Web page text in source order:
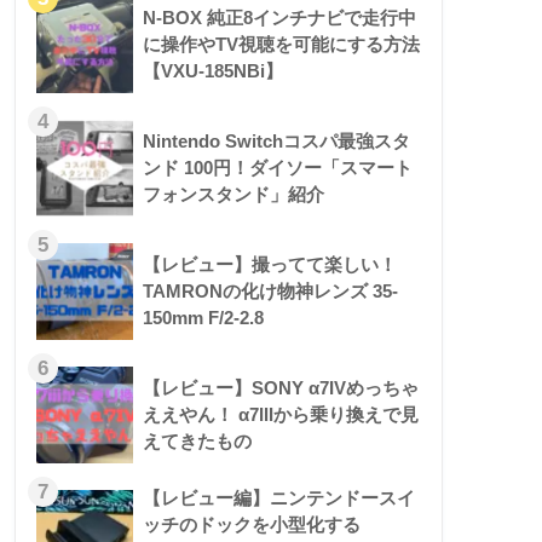
N-BOX 純正8インチナビで走行中
に操作やTV視聴を可能にする方法
【VXU-185NBi】
Nintendo Switchコスパ最強スタ
ンド 100円！ダイソー「スマート
フォンスタンド」紹介
【レビュー】撮ってて楽しい！
TAMRONの化け物神レンズ 35-
150mm F/2-2.8
【レビュー】SONY α7IVめっちゃ
ええやん！ α7IIIから乗り換えで見
えてきたもの
【レビュー編】ニンテンドースイ
ッチのドックを小型化する